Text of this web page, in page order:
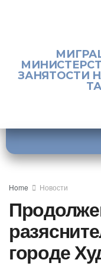
ЗАНЯТОСТИ
Home Новости
городе